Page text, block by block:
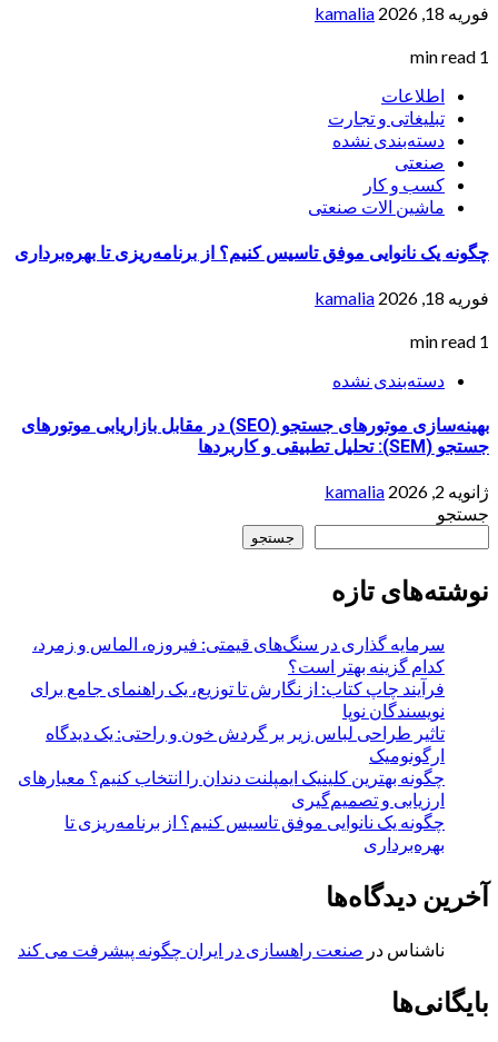
فوریه 18, 2026 kamalia
1 min read
اطلاعات
تبلیغاتی و تجارت
دسته‌بندی نشده
صنعتی
کسب و کار
ماشین الات صنعتی
چگونه یک نانوایی موفق تاسیس کنیم؟ از برنامه‌ریزی تا بهره‌برداری
فوریه 18, 2026 kamalia
1 min read
دسته‌بندی نشده
بهینه‌سازی موتورهای جستجو (SEO) در مقابل بازاریابی موتورهای
جستجو (SEM): تحلیل تطبیقی و کاربردها
ژانویه 2, 2026
kamalia
جستجو
جستجو
نوشته‌های تازه
سرمایه گذاری در سنگ‌های قیمتی: فیروزه، الماس و زمرد،
کدام گزینه بهتر است؟
فرآیند چاپ کتاب: از نگارش تا توزیع، یک راهنمای جامع برای
نویسندگان نوپا
تاثیر طراحی لباس زیر بر گردش خون و راحتی: یک دیدگاه
ارگونومیک
چگونه بهترین کلینیک ایمپلنت دندان را انتخاب کنیم؟ معیارهای
ارزیابی و تصمیم‌گیری
چگونه یک نانوایی موفق تاسیس کنیم؟ از برنامه‌ریزی تا
بهره‌برداری
آخرین دیدگاه‌ها
ناشناس در صنعت راهسازی در ایران چگونه پیشرفت می کند
بایگانی‌ها